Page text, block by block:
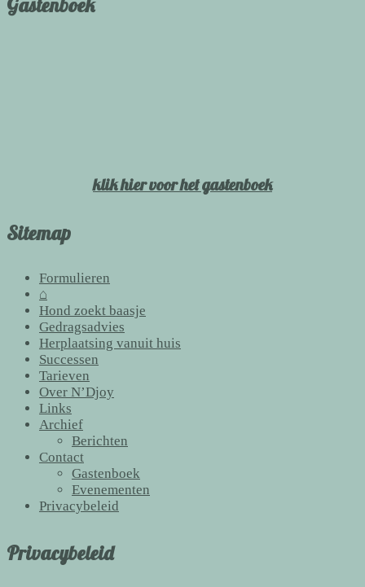
klik hier voor het gastenboek
Sitemap
Formulieren
⌂
Hond zoekt baasje
Gedragsadvies
Herplaatsing vanuit huis
Successen
Tarieven
Over N’Djoy
Links
Archief
Berichten
Contact
Gastenboek
Evenementen
Privacybeleid
Privacybeleid